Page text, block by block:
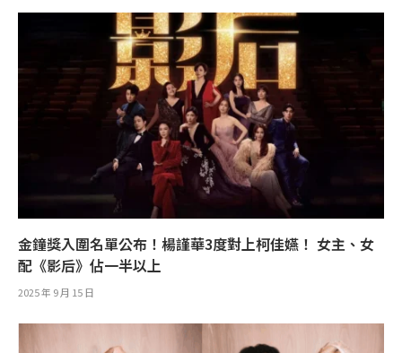
金鐘獎入圍名單公布！楊謹華3度對上柯佳嬿！ 女主、女
配《影后》佔一半以上
2025 年 9 月 15 日